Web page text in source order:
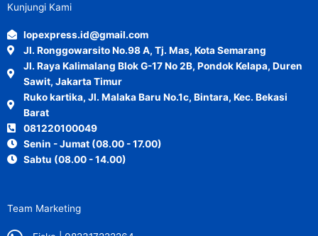
Kunjungi Kami
lopexpress.id@gmail.com
Jl. Ronggowarsito No.98 A, Tj. Mas, Kota Semarang
Jl. Raya Kalimalang Blok G-17 No 2B, Pondok Kelapa, Duren
Sawit, Jakarta Timur
Ruko kartika, Jl. Malaka Baru No.1c, Bintara, Kec. Bekasi
Barat
081220100049
Senin - Jumat (08.00 - 17.00)
Sabtu (08.00 - 14.00)
Team Marketing